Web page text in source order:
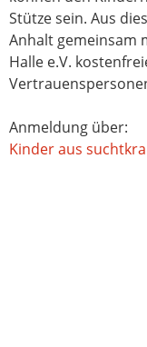
Stütze sein. Aus
Anhalt gemeinsam
Halle e.V.
Anmeldung über:
Kinder aus